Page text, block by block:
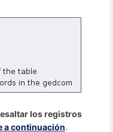
los registros
a continuación.